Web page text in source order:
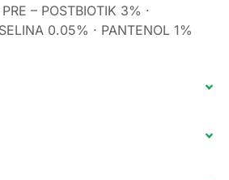
– POSTBIOTIK 3% ·
0.05% · PANTENOL 1%